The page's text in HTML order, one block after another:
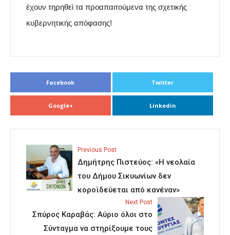
έχουν τηρηθεί τα προαπαιτούμενα της σχετικής
κυβερνητικής απόφασης!
Facebook Twitter
Google+ Linkedin
Previous Post
Δημήτρης Πιστεύος: «Η νεολαία
του Δήμου Σικυωνίων δεν
κοροϊδεύεται από κανέναν»
Next Post
Σπύρος Καραβάς: Αύριο όλοι στο
Σύνταγμα να στηρίξουμε τους